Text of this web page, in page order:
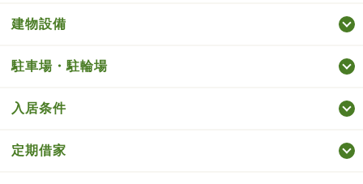
建物設備
駐車場・駐輪場
入居条件
定期借家